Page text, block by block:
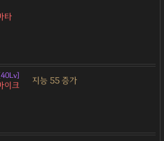
타
이크 지능 55 증가